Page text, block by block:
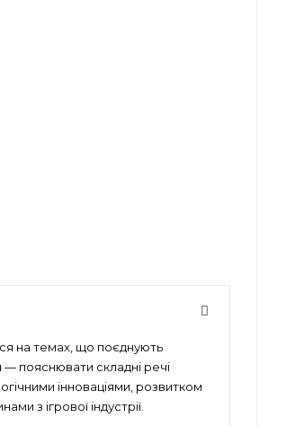
на темах, що поєднують
— пояснювати складні речі
інноваціями, розвитком
з ігрової індустрії.